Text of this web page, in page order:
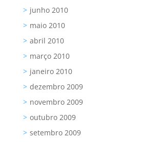
junho 2010
maio 2010
abril 2010
março 2010
janeiro 2010
dezembro 2009
novembro 2009
outubro 2009
setembro 2009